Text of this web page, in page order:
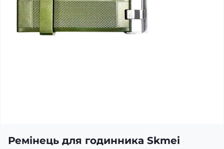
Ремінець для годинника Skmei